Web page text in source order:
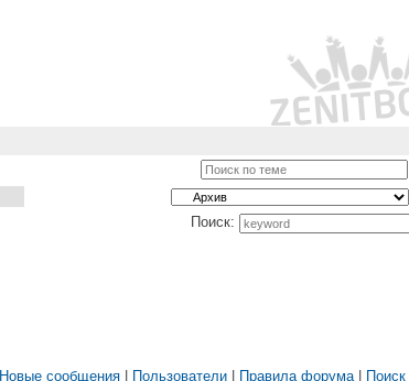
Поиск:
Новые сообщения Пользователи Правила форума| Поиск